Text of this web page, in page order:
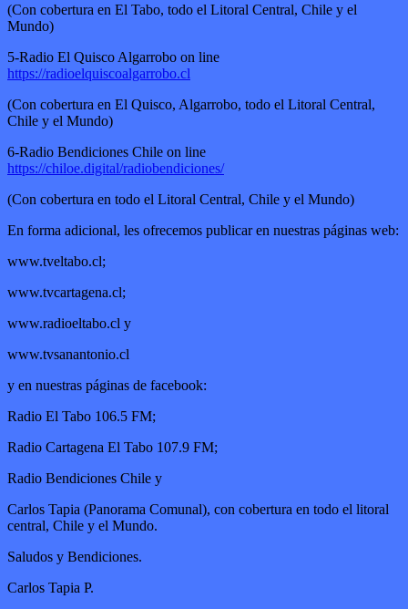
(Con cobertura en El Tabo, todo el Litoral Central, Chile y el
Mundo)
5-Radio El Quisco Algarrobo on line
https://radioelquiscoalgarrobo.cl
(Con cobertura en El Quisco, Algarrobo, todo el Litoral Central,
Chile y el Mundo)
6-Radio Bendiciones Chile on line
https://chiloe.digital/radiobendiciones/
(Con cobertura en todo el Litoral Central, Chile y el Mundo)
En forma adicional, les ofrecemos publicar en nuestras páginas web:
www.tveltabo.cl;
www.tvcartagena.cl;
www.radioeltabo.cl y
www.tvsanantonio.cl
y en nuestras páginas de facebook:
Radio El Tabo 106.5 FM;
Radio Cartagena El Tabo 107.9 FM;
Radio Bendiciones Chile y
Carlos Tapia (Panorama Comunal), con cobertura en todo el litoral
central, Chile y el Mundo.
Saludos y Bendiciones.
Carlos Tapia P.